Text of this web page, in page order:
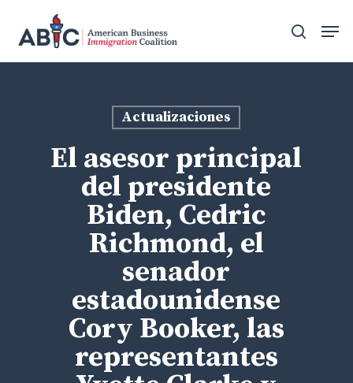
search
Actualizaciones
El asesor principal
del presidente
Biden, Cedric
Richmond, el
senador
estadounidense
Cory Booker, las
representantes